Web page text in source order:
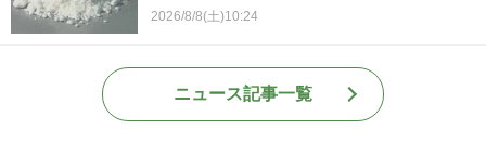
2026/8/8(土)10:24
ニュース記事一覧